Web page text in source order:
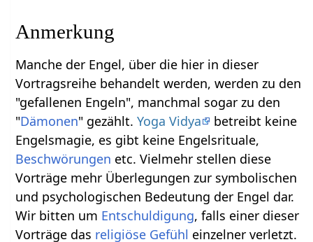
Anmerkung
Manche der Engel, über die hier in dieser
Vortragsreihe behandelt werden, werden zu den
"gefallenen Engeln", manchmal sogar zu den
"Dämonen" gezählt.Yoga Vidya
betreibt keine
Engelsmagie, es gibt keine Engelsrituale,
Beschwörungen etc. Vielmehr stellen diese
Vorträge mehr Überlegungen zur symbolischen
und psychologischen Bedeutung der Engel dar.
Wir bitten um Entschuldigung, falls einer dieser
Vorträge das religiöse Gefühl einzelner verletzt.